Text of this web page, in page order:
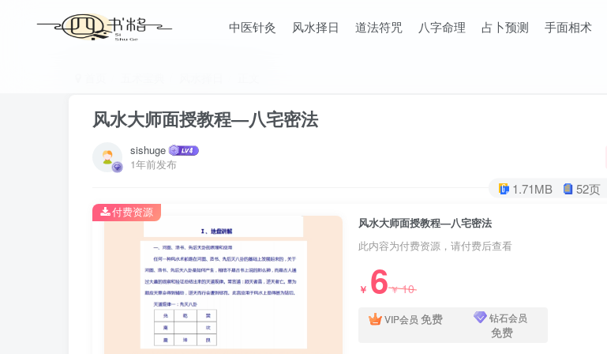
中医针灸 风水择日 道法符咒 八字命理 占卜预测 手面相术
风水大师面授教程—八宅密法
sishuge
1年前发布
1.71MB 52页
风水大师面授教程—八宅密法
此内容为付费资源，请付费后查看
￥ 6￥10
VIP会员 免费 钻石会员
免费
付费资源